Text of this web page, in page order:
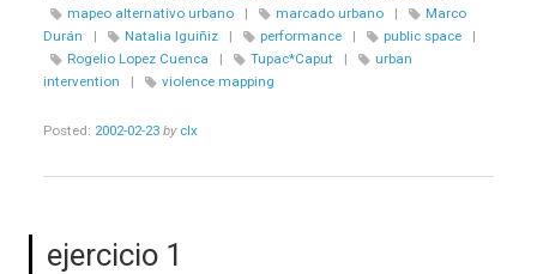
mapeo alternativo urbano
| marcado urbano |
Marco
Durán
| Natalia Iguiñiz | performance | public space
|
Rogelio Lopez Cuenca
| Tupac*Caput |
urban
intervention
| violence mapping
Posted: 2002-02-23 by clx
ejercicio 1